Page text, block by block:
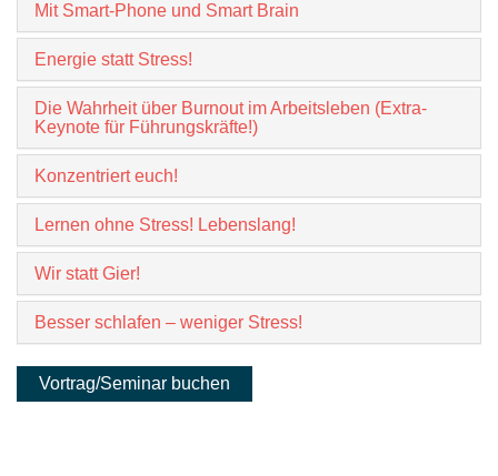
Mit Smart-Phone und Smart Brain
Energie statt Stress!
Die Wahrheit über Burnout im Arbeitsleben (Extra-
Keynote für Führungskräfte!)
Konzentriert euch!
Lernen ohne Stress! Lebenslang!
Wir statt Gier!
Besser schlafen – weniger Stress!
Vortrag/Seminar buchen